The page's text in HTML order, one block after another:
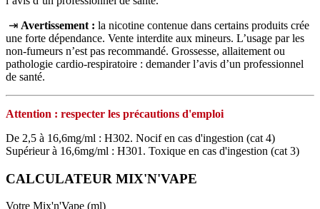
⇥ Avertissement : la nicotine contenue dans certains produits crée
une forte dépendance. Vente interdite aux mineurs. L’usage par les
non‑fumeurs n’est pas recommandé. Grossesse, allaitement ou
pathologie cardio‑respiratoire : demander l’avis d’un professionnel
de santé.
Attention : respecter les précautions d'emploi
De 2,5 à 16,6mg/ml : H302. Nocif en cas d'ingestion (cat 4)
Supérieur à 16,6mg/ml : H301. Toxique en cas d'ingestion (cat 3)
CALCULATEUR MIX'N'VAPE
Votre Mix'n'Vape (ml)